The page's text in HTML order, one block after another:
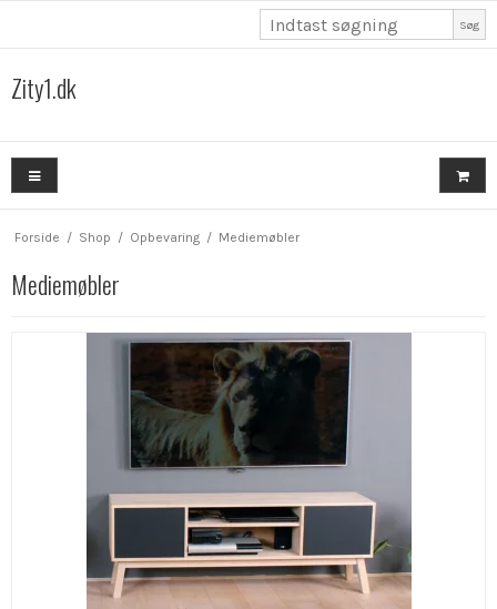
Søg
Zity1.dk
Forside / Shop / Opbevaring / Mediemøbler
Mediemøbler